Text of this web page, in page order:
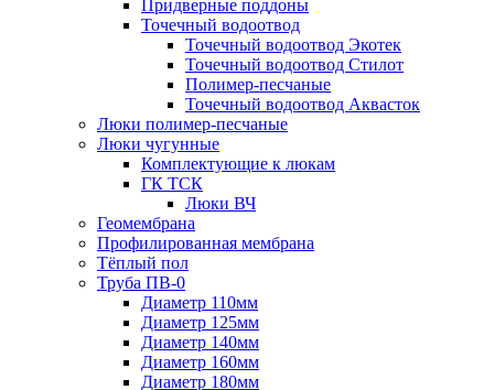
Придверные поддоны
Точечный водоотвод
Точечный водоотвод Экотек
Точечный водоотвод Стилот
Полимер-песчаные
Точечный водоотвод Аквасток
Люки полимер-песчаные
Люки чугунные
Комплектующие к люкам
ГК ТСК
Люки ВЧ
Геомембрана
Профилированная мембрана
Тёплый пол
Труба ПВ-0
Диаметр 110мм
Диаметр 125мм
Диаметр 140мм
Диаметр 160мм
Диаметр 180мм